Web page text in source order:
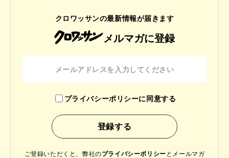
クロワッサンの最新情報が届きます
メルマガに登録
プライバシーポリシーに同意する
ご登録いただくと、弊社のプライバシーポリシー と メールマガ